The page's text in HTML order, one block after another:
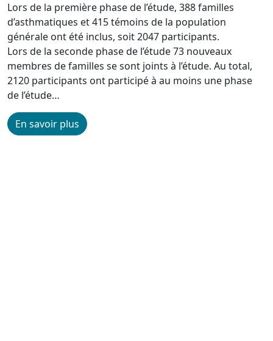
Lors de la première phase de l’étude, 388 familles
d’asthmatiques et 415 témoins de la population
générale ont été inclus, soit 2047 participants.
Lors de la seconde phase de l’étude 73 nouveaux
membres de familles se sont joints à l’étude. Au total,
2120 participants ont participé à au moins une phase
de l’étude…
En savoir plus